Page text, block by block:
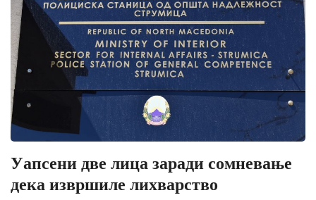
Уапсени две лица заради сомневање
дека извршиле лихварство